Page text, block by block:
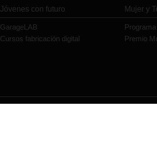
Jóvenes con futuro
GarageLAB
Cursos fabricación digital
Mujer y
Premio